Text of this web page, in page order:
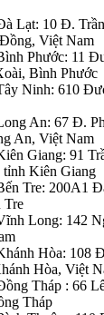
Lạt: 10 Đ.
Việt Nam
Phước: 11
Bình Phước
Ninh: 610
An: 67 Đ.
An, Việt Nam
Giang: 91
tỉnh Kiên Giang
Tre: 200A1
Tre
Long: 142
Hòa: 108
Hòa, Việt
Tháp : 66
Tháp